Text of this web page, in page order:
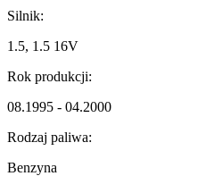
Silnik:
1.5, 1.5 16V
Rok produkcji:
08.1995 - 04.2000
Rodzaj paliwa:
Benzyna